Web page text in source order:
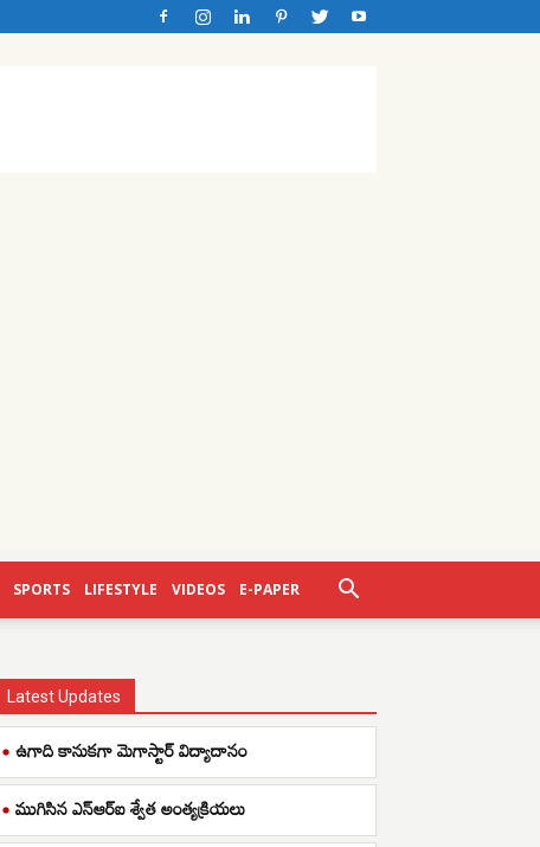
SPORTS LIFESTYLE VIDEOS E-PAPER
Latest Updates
ఉగాది కానుకగా మెగాస్టార్ విద్యాదానం
ముగిసిన ఎన్ఆర్ఐ శ్వేత అంత్యక్రియలు